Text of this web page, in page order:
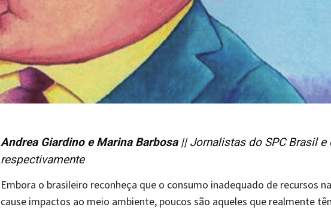
Andrea Giardino e Marina Barbosa|| Jornalistas do SPC Brasil e
respectivamente
Embora o brasileiro reconheça que o consumo inadequado de recursos
cause impactos ao meio ambiente, poucos são aqueles que realmente